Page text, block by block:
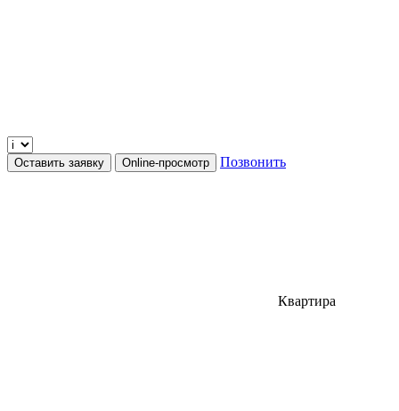
Оставить заявку Online-просмотр Позвонить
Квартира